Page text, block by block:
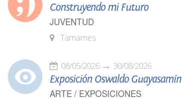
Construyendo mi Futuro
JUVENTUD
Tamames
08/05/2026 30/08/2026
Exposición Oswaldo Guayasamín
ARTE / EXPOSICIONES